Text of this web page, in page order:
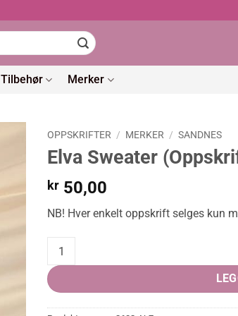
Tilbehør Merker
OPPSKRIFTER / MERKER / SANDNES
Elva Sweater
kr 50,00
NB! Hver enkelt oppskrift selges kun
Elva Sweater (Oppskrift) quantity